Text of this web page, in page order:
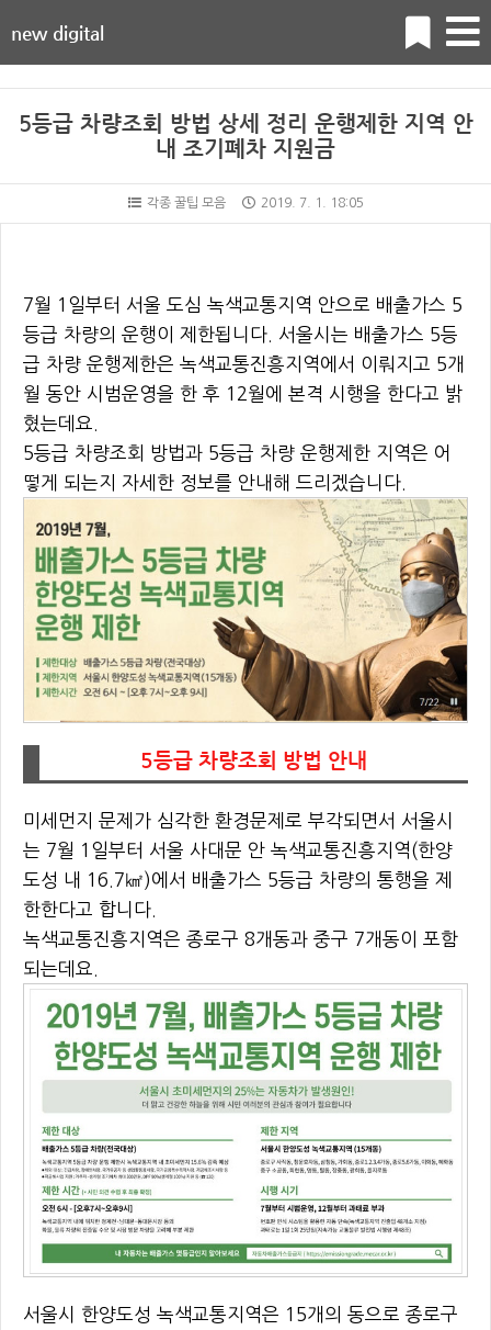
new digital
5등급 차량조회 방법 상세 정리 운행제한 지역 안
내 조기폐차 지원금
각종 꿀팁 모음 2019. 7. 1. 18:05
7월 1일부터 서울 도심 녹색교통지역 안으로 배출가스 5
등급 차량의 운행이 제한됩니다. 서울시는 배출가스 5등
급 차량 운행제한은 녹색교통진흥지역에서 이뤄지고 5개
월 동안 시범운영을 한 후 12월에 본격 시행을 한다고 밝
혔는데요.
5등급 차량조회 방법과 5등급 차량 운행제한 지역은 어
떻게 되는지 자세한 정보를 안내해 드리겠습니다.
5등급 차량조회 방법 안내
미세먼지 문제가 심각한 환경문제로 부각되면서 서울시
는 7월 1일부터 서울 사대문 안 녹색교통진흥지역(한양
도성 내 16.7㎢)에서 배출가스 5등급 차량의 통행을 제
한한다고 합니다.
녹색교통진흥지역은 종로구 8개동과 중구 7개동이 포함
되는데요.
서울시 한양도성 녹색교통지역은 15개의 동으로 종로구